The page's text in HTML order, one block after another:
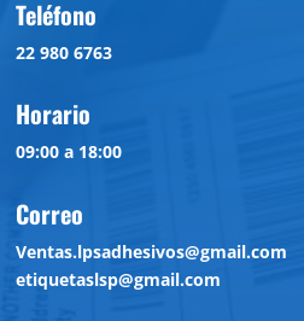
Teléfono
22 980 6763
Horario
09:00 a 18:00
Correo
Ventas.lpsadhesivos@gmail.com
etiquetaslsp@gmail.com